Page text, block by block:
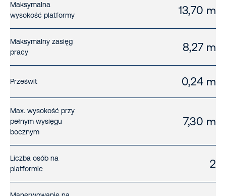
Maksymalna
wysokość platformy
13,70 m
Maksymalny zasięg
pracy
8,27 m
Prześwit 0,24 m
Max. wysokość przy
pełnym wysięgu
bocznym
7,30 m
Liczba osób na
platformie
2